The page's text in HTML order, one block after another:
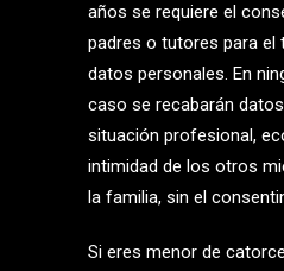
años se requiere el
padres o tutores para el
datos personales. En
caso se recabarán
situación profesional,
intimidad de los otros
la familia, sin el
Si eres menor de